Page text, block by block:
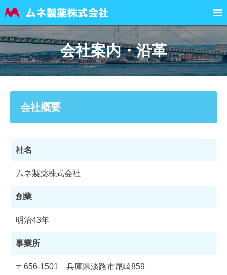

会社案内・沿革
会社概要
社名
ムネ製薬株式会社
創業
明治43年
事業所
〒656-1501 兵庫県淡路市尾崎859